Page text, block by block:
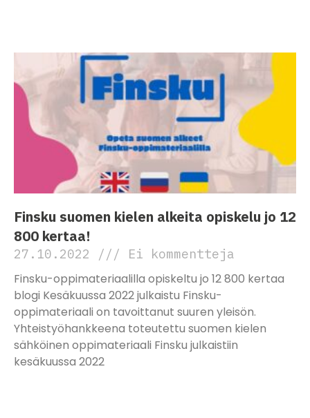
Finsku suomen kielen alkeita opiskelu jo 12
800 kertaa!
27.10.2022
Ei kommentteja
Finsku-oppimateriaalilla opiskeltu jo 12 800 kertaa
blogi Kesäkuussa 2022 julkaistu Finsku-
oppimateriaali on tavoittanut suuren yleisön.
Yhteistyöhankkeena toteutettu suomen kielen
sähköinen oppimateriaali Finsku julkaistiin
kesäkuussa 2022